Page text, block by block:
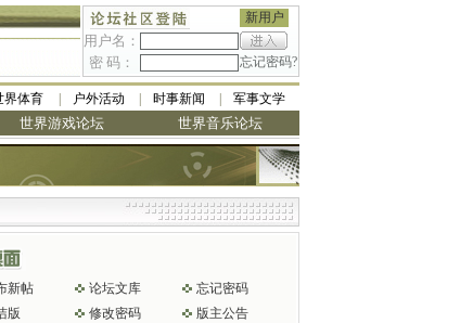
新用户
用户名：
密 码：
忘记密码?
界体育 户外活动 时事新闻 军事文学
世界游戏论坛 世界音乐论坛
新帖 论坛文库
忘记密码
版
修改密码 版主公告